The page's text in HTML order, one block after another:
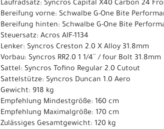
Laufradsatz: Syncros Capital X40 Carbon 24
Bereifung vorne: Schwalbe G-One Bite
Bereifung hinten: Schwalbe G-One Bite
Steuersatz: Acros AIF-1134
Lenker: Syncros Creston 2.0 X Alloy 31.8mm
Vorbau: Syncros RR2.0 1 1/4´´ / four Bolt 31.8mm
Sattel: Syncros Tofino Regular 2.0 Cutout
Sattelstütze: Syncros Duncan 1.0 Aero
Gewicht: 918 kg
Empfehlung Mindestgröße: 160 cm
Empfehlung Maximalgröße: 170 cm
Zulässiges Gesamtgewicht: 120 kg